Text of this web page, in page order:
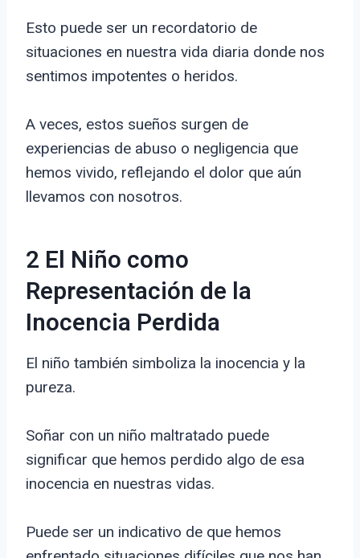
Esto puede ser un recordatorio de
situaciones en nuestra vida diaria donde nos
sentimos impotentes o heridos.
A veces, estos sueños surgen de
experiencias de abuso o negligencia que
hemos vivido, reflejando el dolor que aún
llevamos con nosotros.
2 El Niño como
Representación de la
Inocencia Perdida
El niño también simboliza la inocencia y la
pureza.
Soñar con un niño maltratado puede
significar que hemos perdido algo de esa
inocencia en nuestras vidas.
Puede ser un indicativo de que hemos